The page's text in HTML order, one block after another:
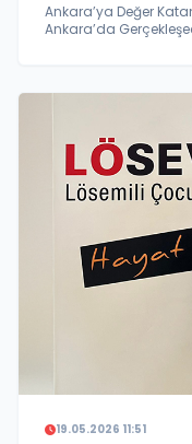
Ankara’ya Değer
Ankara’da
19.05.2026 11:51